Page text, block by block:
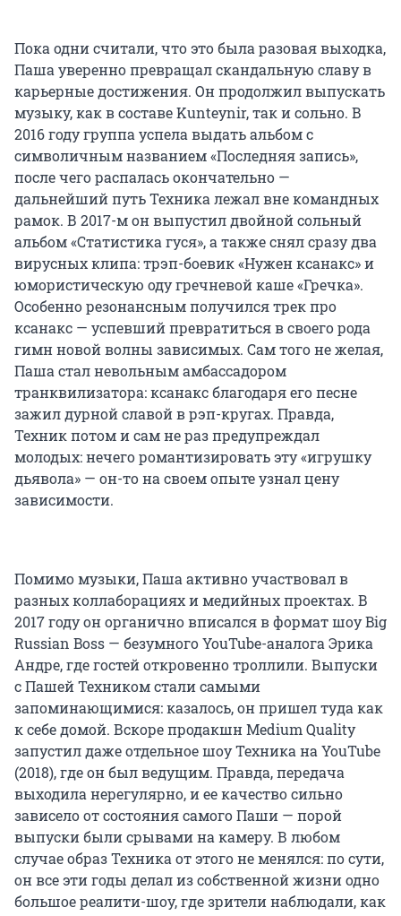
Пока одни считали, что это была разовая выходка,
Паша уверенно превращал скандальную славу в
карьерные достижения. Он продолжил выпускать
музыку, как в составе Kunteynir, так и сольно. В
2016 году группа успела выдать альбом с
символичным названием «Последняя запись»,
после чего распалась окончательно —
дальнейший путь Техника лежал вне командных
рамок. В 2017-м он выпустил двойной сольный
альбом «Статистика гуся», а также снял сразу два
вирусных клипа: трэп-боевик «Нужен ксанакс» и
юмористическую оду гречневой каше «Гречка».
Особенно резонансным получился трек про
ксанакс — успевший превратиться в своего рода
гимн новой волны зависимых. Сам того не желая,
Паша стал невольным амбассадором
транквилизатора: ксанакс благодаря его песне
зажил дурной славой в рэп-кругах. Правда,
Техник потом и сам не раз предупреждал
молодых: нечего романтизировать эту «игрушку
дьявола» — он-то на своем опыте узнал цену
зависимости.
Помимо музыки, Паша активно участвовал в
разных коллаборациях и медийных проектах. В
2017 году он органично вписался в формат шоу Big
Russian Boss — безумного YouTube-аналога Эрика
Андре, где гостей откровенно троллили. Выпуски
с Пашей Техником стали самыми
запоминающимися: казалось, он пришел туда как
к себе домой. Вскоре продакшн Medium Quality
запустил даже отдельное шоу Техника на YouTube
(2018), где он был ведущим. Правда, передача
выходила нерегулярно, и ее качество сильно
зависело от состояния самого Паши — порой
выпуски были срывами на камеру. В любом
случае образ Техника от этого не менялся: по сути,
он все эти годы делал из собственной жизни одно
большое реалити-шоу, где зрители наблюдали, как